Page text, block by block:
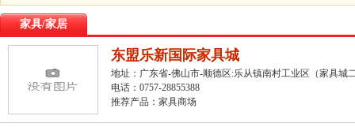
家具/家居
东盟乐新国际家具城
地址：广东省-佛山市-顺德区:乐从镇南村工业区（家具城
电话：0757-28855388
推荐产品： 家具商场